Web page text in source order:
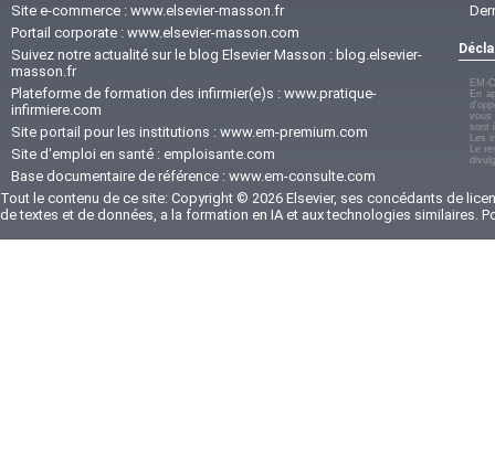
Site e-commerce : www.elsevier-masson.fr
Portail corporate : www.elsevier-masson.com
Suivez notre actualité sur le blog Elsevier Masson : blog.elsevier-
masson.fr
Plateforme de formation des infirmier(e)s : www.pratique-
infirmiere.com
Site portail pour les institutions : www.em-premium.com
Site d'emploi en santé : emploisante.com
Base documentaire de référence : www.em-consulte.com
EM-
En
vous
sont
Les
Le
Tout le contenu de ce site: Copyright © 2026 Elsevier, ses concédants de
de textes et de données, a la formation en IA et aux technologies similaires.